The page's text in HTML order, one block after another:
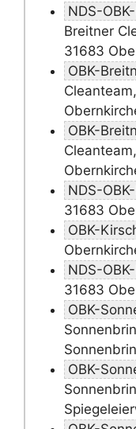
NDS-
Breitner
31683
OBK-
OBK-
NDS-
31683
OBK-
NDS-
31683
OBK-
OBK-